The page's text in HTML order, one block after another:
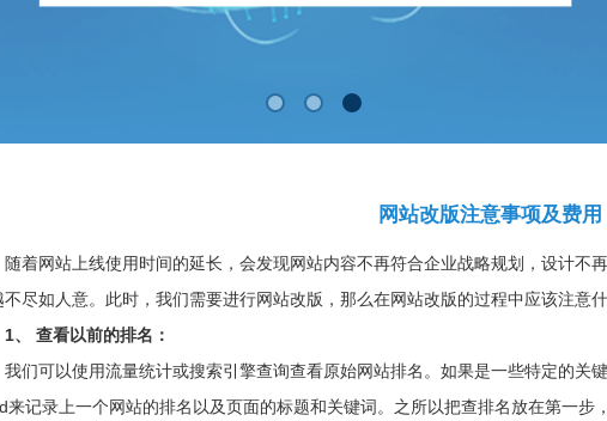
网站改版注意事项及费用
随着网站上线使用时间的延长，会发现网站内容不再符合企业战略规划，设计不
不尽如人意。此时，我们需要进行网站改版，那么在网站改版的过程中应该注意
1、 查看以前的排名：
我们可以使用流量统计或搜索引擎查询查看原始网站排名。如果是一些特定的关
来记录上一个网站的排名以及页面的标题和关键词。之所以把查排名放在第一